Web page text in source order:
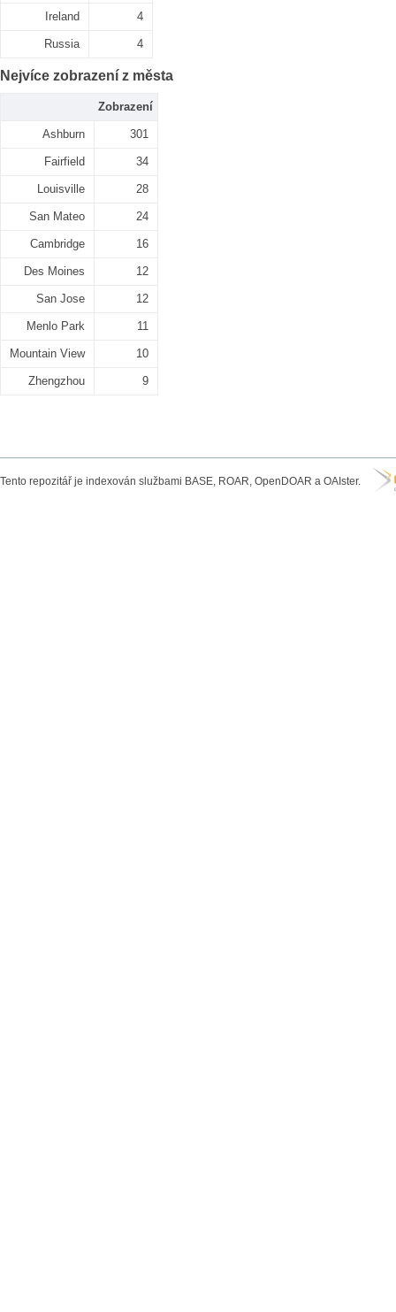
Ireland 4
Russia 4
Nejvíce zobrazení z města
Zobrazení
Ashburn 301
Fairfield 34
Louisville 28
San Mateo 24
Cambridge 16
Des Moines 12
San Jose 12
Menlo Park 11
Mountain View 10
Zhengzhou 9
Tento repozitář je indexován službami BASE, ROAR, OpenDOAR a OAIster.